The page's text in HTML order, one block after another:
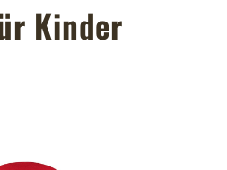
Kinder